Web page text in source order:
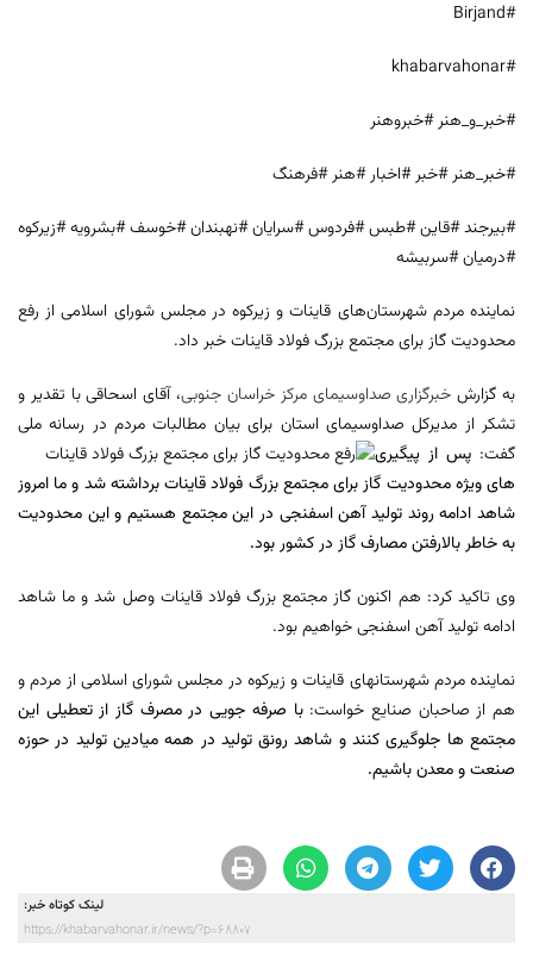
#Birjand
#khabarvahonar
#خبر_و_هنر #خبروهنر
#خبر_هنر #خبر #اخبار #هنر #فرهنگ
#بیرجند #قاین #طبس #فردوس #سرایان #نهبندان #خوسف #بشرویه #زیرکوه
#درمیان #سربیشه
نماینده مردم شهرستان‌های قاینات و زیرکوه در مجلس شورای اسلامی از رفع
محدودیت گاز برای مجتمع بزرگ فولاد قاینات خبر داد.
به گزارش خبرگزاری صداوسیمای مرکز خراسان جنوبی، آقای اسحاقی با تقدیر و
تشکر از مدیرکل صداوسیمای استان برای بیان مطالباتمردم در رسانه ملی
گفت: پس از پیگیری
های ویژه محدودیت گاز برای مجتمع بزرگ فولاد قاینات برداشته شد و ما امروز
شاهد ادامه روند تولید آهن اسفنجی در این مجتمع هستیم و این محدودیت
به خاطر بالارفتن مصارف گاز در کشور بود.
وی تاکید کرد: هم اکنون گاز مجتمع بزرگ فولاد قاینات وصل شد و ما شاهد
ادامه تولید آهن اسفنجی خواهیم بود.
نماینده مردم شهرستانهای قاینات و زیرکوه در مجلس شورای اسلامی از مردم و
هم از صاحبان صنایع خواست:با صرفه جویی در مصرف گاز از تعطیلی این
مجتمع ها جلوگیری کنند و شاهد رونق تولید در همه میادین تولید در حوزه
صنعت و معدن باشیم.
لینک کوتاه خبر:
https://khabarvahonar.ir/news/?p=68807